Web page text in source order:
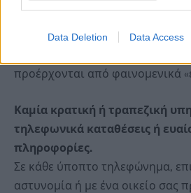
Data Deletion Data Access
προσεκτικοίσε τηλεφωνικές
προέρχονται από φαινομενικά
Καμία κρατική ή τραπεζική
τηλεφωνικά καταθέσεις ή
πληροφορίες.
Σε κάθε ύποπτο τηλεφώνημα,
αστυνομία ή με ένα οικείο σας